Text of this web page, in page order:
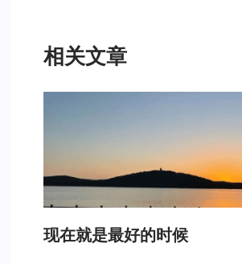
相关文章
现在就是最好的时候